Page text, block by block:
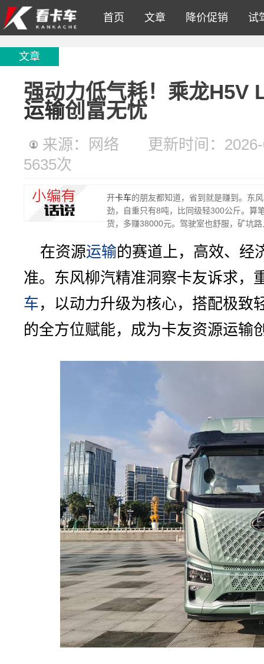
首页 文章 降价促销 试
文章
强动力低气耗！乘龙H5V
运输创富无忧
来源：网络
更新时间：
5635次
开卡车的朋友都知道，省到就是赚到。东
劲，自重只有8吨，比同级轻300公斤。算
货，多赚38000元。驾驶室也舒服，矿坑
在资源运输的赛道上，高效、经
准。东风柳汽精准洞察卡友诉求，
车，以动力升级为核心，搭配极致
的全方位赋能，成为卡友资源运输